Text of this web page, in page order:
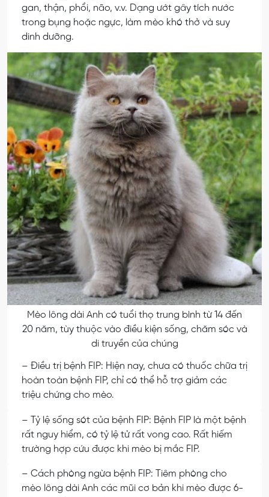
gan, thận, phổi, não, v.v. Dạng ướt gây tích nước
trong bụng hoặc ngực, làm mèo khó thở và suy
dinh dưỡng.
Mèo lông dài Anh có tuổi thọ trung bình từ 14 đến
20 năm, tùy thuộc vào điều kiện sống, chăm sóc và
di truyền của chúng
– Điều trị bệnh FIP: Hiện nay, chưa có thuốc chữa trị
hoàn toàn bệnh FIP, chỉ có thể hỗ trợ giảm các
triệu chứng cho mèo.
– Tỷ lệ sống sót của bệnh FIP: Bệnh FIP là một bệnh
rất nguy hiểm, có tỷ lệ tử rất vong cao. Rất hiếm
trường hợp cứu được khi mèo bị mắc FIP.
– Cách phòng ngừa bệnh FIP:
Tiêm phòng cho
mèo lông dài Anh các mũi cơ bản khi mèo được 6-